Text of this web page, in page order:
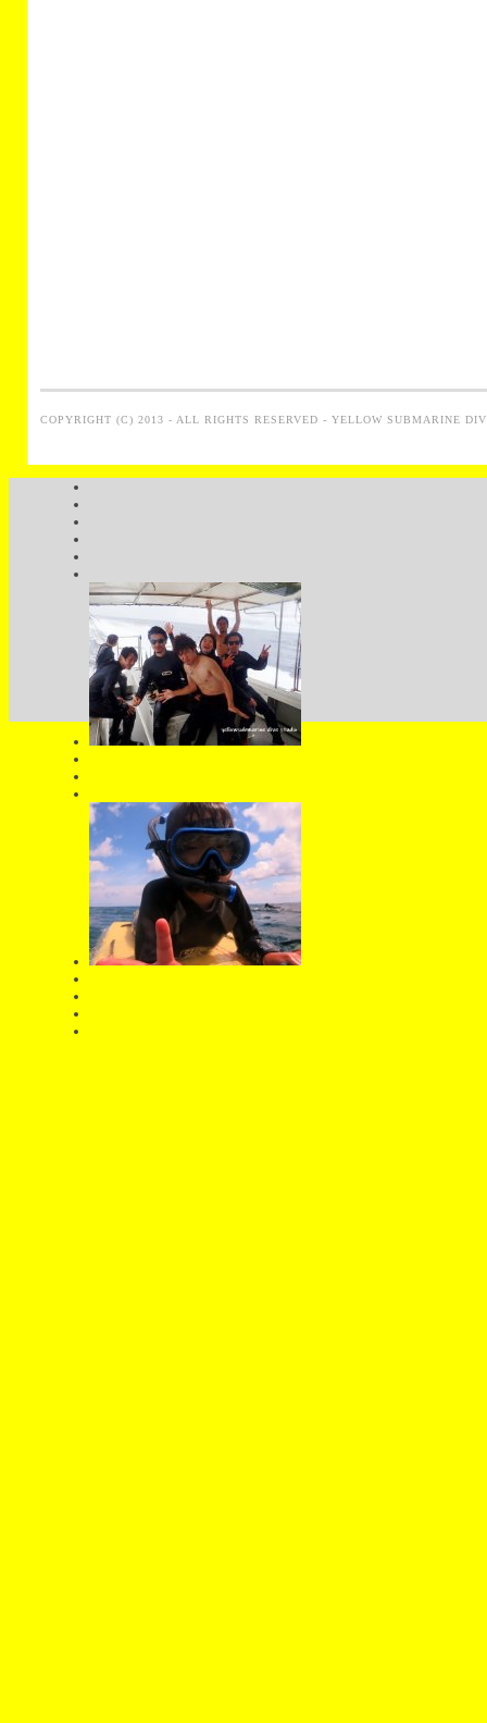
COPYRIGHT (C) 2013 - ALL RIGHTS RESERVED - YELLOW SUBMARINE